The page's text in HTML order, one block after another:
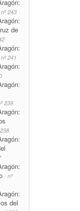
243
de
241
239
- nº
del